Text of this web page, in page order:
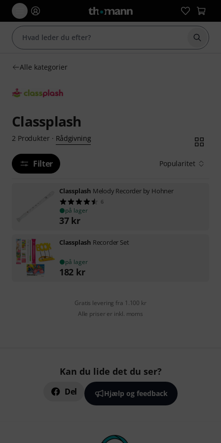
Start
Alle kategorier
Classplash
2 Produkter· Rådgivning
Filter Popularitet
Classplash Melody Recorder by Hohner
6
på lager
37 kr
Classplash Recorder Set
på lager
182 kr
Gratis levering fra 1.100 kr
Alle priser er inkl. moms
Kan du lide det du ser?
Del Hjælp og feedback